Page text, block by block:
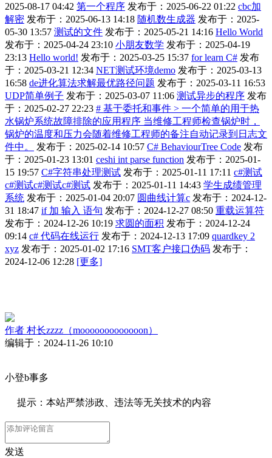
2025-08-17 04:42 第一个程序 发布于：2025-06-22 01:22 cbc加
解密 发布于：2025-06-13 14:18 随机数生成器 发布于：2025-
05-30 13:57 测试的文件 发布于：2025-05-21 14:16 Hello World
发布于：2025-04-24 23:10 小朋友数学 发布于：2025-04-19
23:13 Hello world! 发布于：2025-03-25 15:37 for learn C# 发布
于：2025-03-21 12:34 NET测试环境demo 发布于：2025-03-13
16:58 de进化算法求解最优路径问题 发布于：2025-03-11 16:53
UDP简单例子 发布于：2025-03-07 11:06 测试异步的程序 发布
于：2025-02-27 22:23 # 基于委托和事件 > 一个简单的用于热
水锅炉系统故障排除的应用程序 当维修工程师检查锅炉时，
锅炉的温度和压力会随着维修工程师的备注自动记录到日志文
件中。
发布于：2025-02-14 10:57 C# BehaviourTree Code 发布
于：2025-01-23 13:01 ceshi int parse function 发布于：2025-01-
15 19:57 C#字符串处理测试 发布于：2025-01-11 17:11 c#测试
c#测试c#测试c#测试 发布于：2025-01-11 14:43 学生成绩管理
系统 发布于：2025-01-04 20:07 圆曲线计算c 发布于：2024-12-
31 18:47 if 加 输入 语句 发布于：2024-12-27 08:50 重载运算符
发布于：2024-12-26 10:19 求圆的面积 发布于：2024-12-24
09:14 c# 代码在线运行 发布于：2024-12-13 17:09 quardkey 2
xyz 发布于：2025-01-02 17:16 SMT客户接口伪码 发布于：
2024-12-06 12:28 [更多]
作者 村长zzzz（mooooooooooooon）
编辑于：2024-11-26 10:10
小登b事多
提示：本站严禁涉政、违法等无关技术的内容
发送